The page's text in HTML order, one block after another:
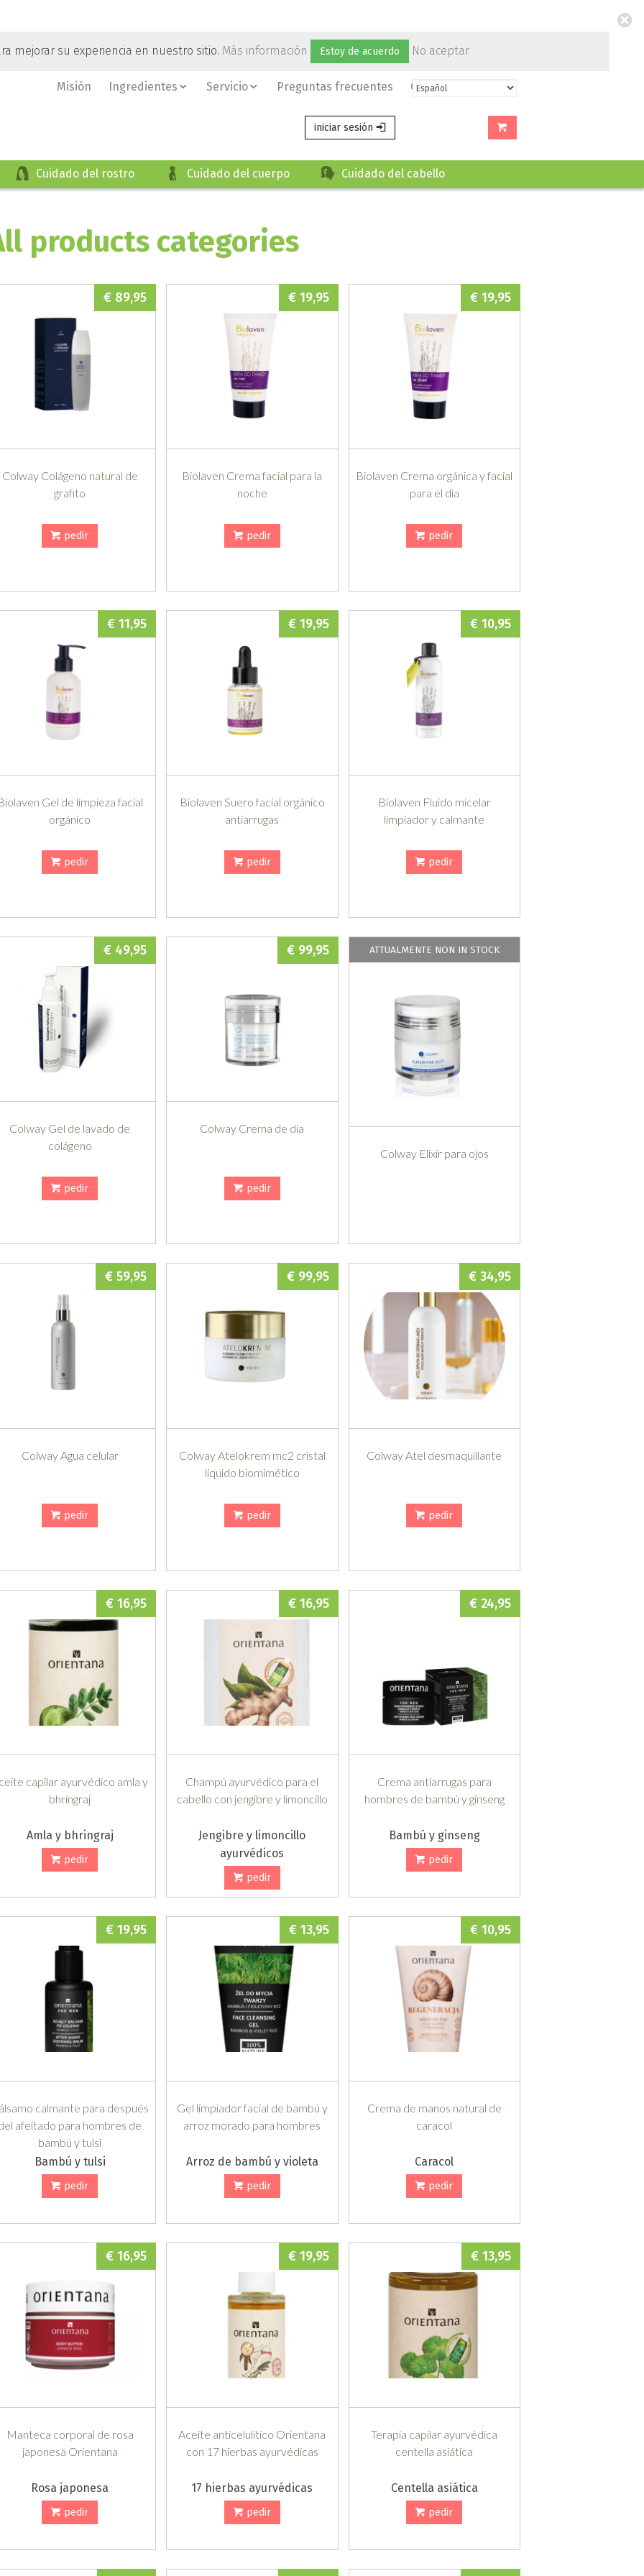
mejorar su experiencia en nuestro sitio. Más información Estoy de acuerdo No aceptar
Misión Ingredientes Servicio Preguntas frecuentes Contacto
iniciar sesión
Cuidado del rostro Cuidado del cuerpo Cuidado del cabello
products categories
Colway Colágeno natural de
grafito
€ 89,95
pedir
Biolaven Crema facial para la
noche
€ 19,95
pedir
Biolaven Crema orgánica y facial
para el día
€ 19,95
pedir
Gel de limpieza facial
orgánico
€ 11,95
pedir
Biolaven Suero facial orgánico
antiarrugas
€ 19,95
pedir
Biolaven Fluido micelar
limpiador y calmante
€ 10,95
pedir
Colway Gel de lavado de
colágeno
€ 49,95
pedir
Colway Crema de día
€ 99,95
pedir
Colway Elixir para ojos
ATTUALMENTE NON IN STOCK
Colway Agua celular
€ 59,95
pedir
Colway Atelokrem mc2 cristal
líquido biomimético
€ 99,95
pedir
Colway Atel desmaquillante
€ 34,95
pedir
capilar ayurvédico amla y
bhringraj
Amla y bhringraj
€ 16,95
pedir
Champú ayurvédico para el
cabello con jengibre y limoncillo
Jengibre y limoncillo
ayurvédicos
€ 16,95
pedir
Crema antiarrugas para
hombres de bambú y ginseng
Bambú y ginseng
€ 24,95
pedir
calmante para después
afeitado para hombres de
bambú y tulsi
Bambú y tulsi
€ 19,95
pedir
Gel limpiador facial de bambú y
arroz morado para hombres
Arroz de bambú y violeta
€ 13,95
pedir
Crema de manos natural de
caracol
Caracol
€ 10,95
pedir
Manteca corporal de rosa
japonesa Orientana
Rosa japonesa
€ 16,95
pedir
Aceite anticelulítico Orientana
con 17 hierbas ayurvédicas
17 hierbas ayurvédicas
€ 19,95
pedir
Terapia capilar ayurvédica
centella asiática
Centella asiática
€ 13,95
pedir